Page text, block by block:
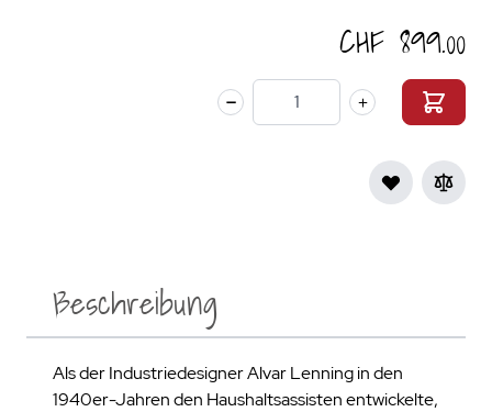
CHF 899.00
Menge
Beschreibung
Als der Industriedesigner Alvar Lenning in den
1940er-Jahren den Haushaltsassisten entwickelte,